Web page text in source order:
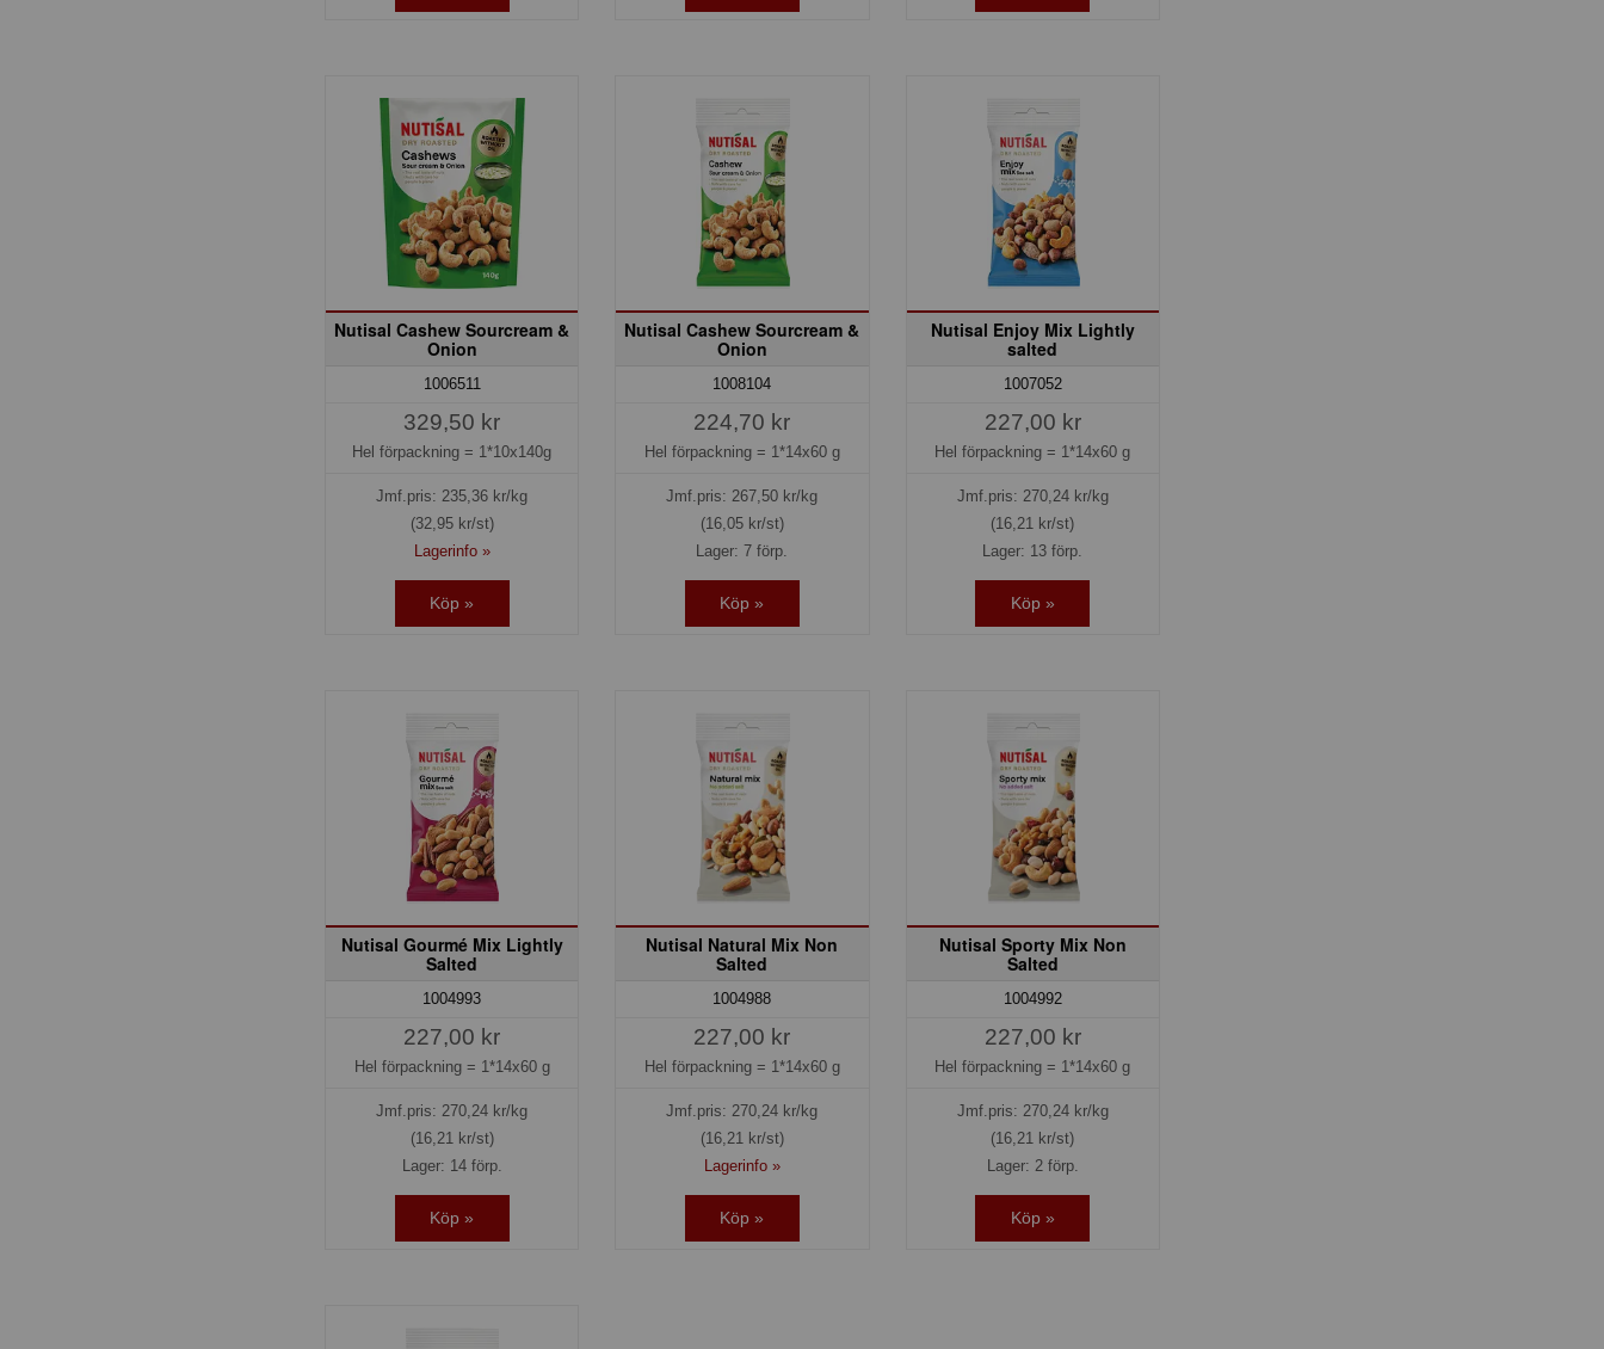
Nutisal Cashew Sourcream &
Onion
1006511
329,50 kr
Hel förpackning = 1*10x140g
Jmf.pris: 235,36 kr/kg
(32,95 kr/st)
Lagerinfo »
Köp »
Nutisal Cashew Sourcream &
Onion
1008104
224,70 kr
Hel förpackning = 1*14x60 g
Jmf.pris: 267,50 kr/kg
(16,05 kr/st)
Lager: 7 förp.
Köp »
Nutisal Enjoy Mix Lightly
salted
1007052
227,00 kr
Hel förpackning = 1*14x60 g
Jmf.pris: 270,24kr/kg
(16,21 kr/st)
Lager: 13 förp.
Köp »
Nutisal Gourmé Mix Lightly
Salted
1004993
227,00 kr
Hel förpackning = 1*14x60 g
Jmf.pris: 270,24 kr/kg
(16,21 kr/st)
Lager: 14 förp.
Köp »
Nutisal Natural Mix Non
Salted
1004988
227,00 kr
Hel förpackning = 1*14x60 g
Jmf.pris: 270,24 kr/kg
(16,21 kr/st)
Lagerinfo »
Köp »
Nutisal Sporty Mix Non
Salted
1004992
227,00 kr
Hel förpackning = 1*14x60 g
Jmf.pris: 270,24kr/kg
(16,21 kr/st)
Lager: 2 förp.
Köp »